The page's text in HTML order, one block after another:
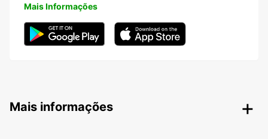
Mais Informações
Mais informações